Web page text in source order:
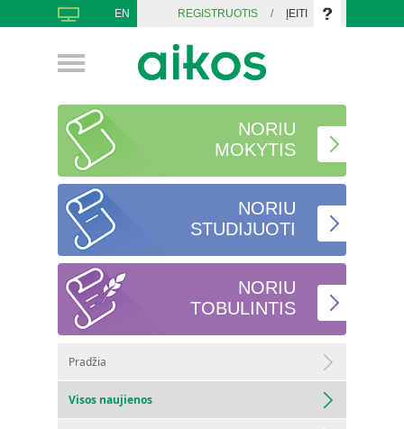
EN REGISTRUOTIS / ĮEITI
NORIU
MOKYTIS
NORIU
STUDIJUOTI
NORIU
TOBULINTIS
Pradžia
Visos naujienos